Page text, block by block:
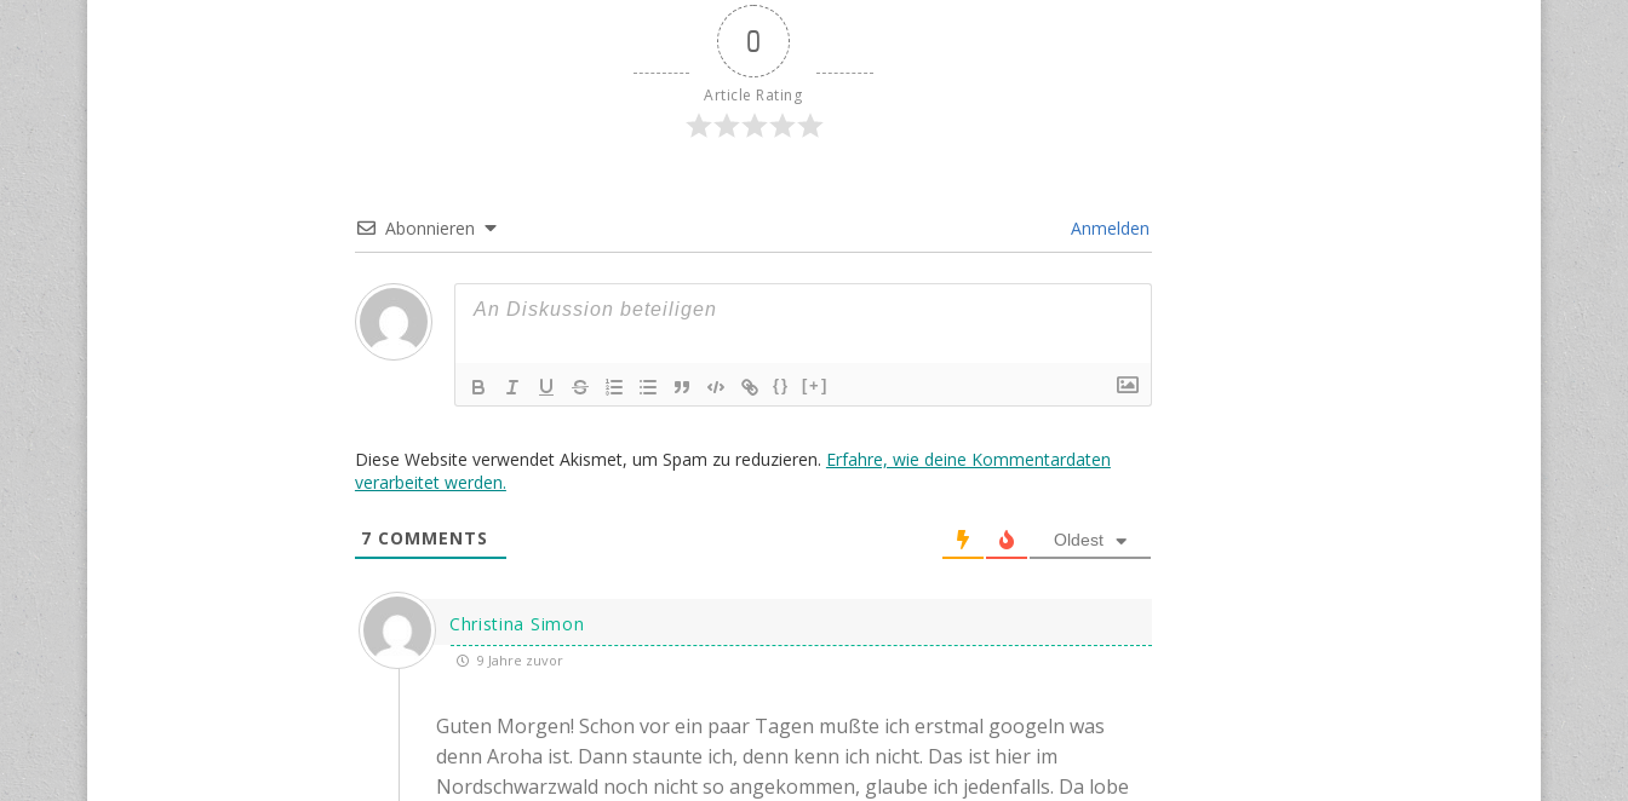
0
Article Rating
Abonnieren Anmelden
{} [+]
Diese Website verwendet Akismet, um Spam zu reduzieren. Erfahre, wie deine Kommentardaten
verarbeitet werden.
7 COMMENTS Oldest
Christina Simon
9 Jahre zuvor
Guten Morgen! Schon vor ein paar Tagen mußte ich erstmal googeln was
denn Aroha ist. Dann staunte ich, denn kenn ich nicht. Das ist hier im
Nordschwarzwald noch nicht so angekommen, glaube ich jedenfalls. Da lobe